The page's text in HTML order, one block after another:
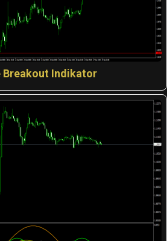
Breakout Indikator